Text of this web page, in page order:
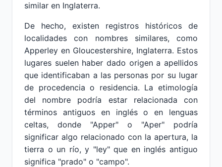
similar en Inglaterra.
De hecho, existen registros históricos de
localidades con nombres similares, como
Apperley en Gloucestershire, Inglaterra. Estos
lugares suelen haber dado origen a apellidos
que identificaban a las personas por su lugar
de procedencia o residencia. La etimología
del nombre podría estar relacionada con
términos antiguos en inglés o en lenguas
celtas, donde "Apper" o "Aper" podría
significar algo relacionado con la apertura, la
tierra o un río, y "ley" que en inglés antiguo
significa "prado" o "campo".